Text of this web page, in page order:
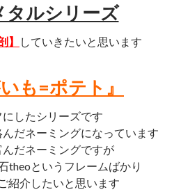
タルシリーズ
】 していきたいと思います
も=ポテト』
にしたシリーズです
だネーミングになっています
んだネーミングですが
theoというフレームばかり
紹介したいと思います